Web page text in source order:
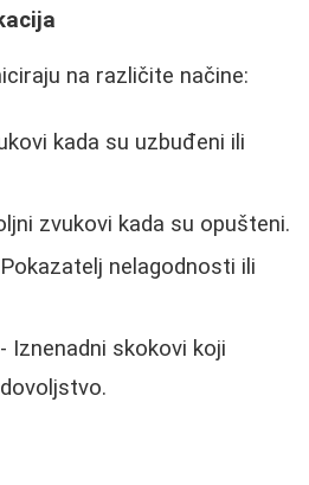
na različite načine:
kada su uzbuđeni ili
zvukovi kada su opušteni.
nelagodnosti ili
- Iznenadni skokovi koji